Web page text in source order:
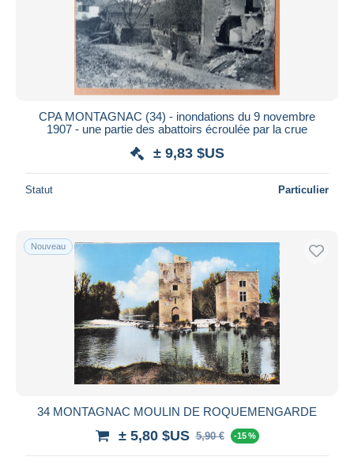
CPA MONTAGNAC (34) - inondations du 9 novembre
1907 - une partie des abattoirs écroulée par la crue
± 9,83 $US
Statut Particulier
Nouveau
34 MONTAGNAC MOULIN DE ROQUEMENGARDE
± 5,80 $US 5,90 € -15 %